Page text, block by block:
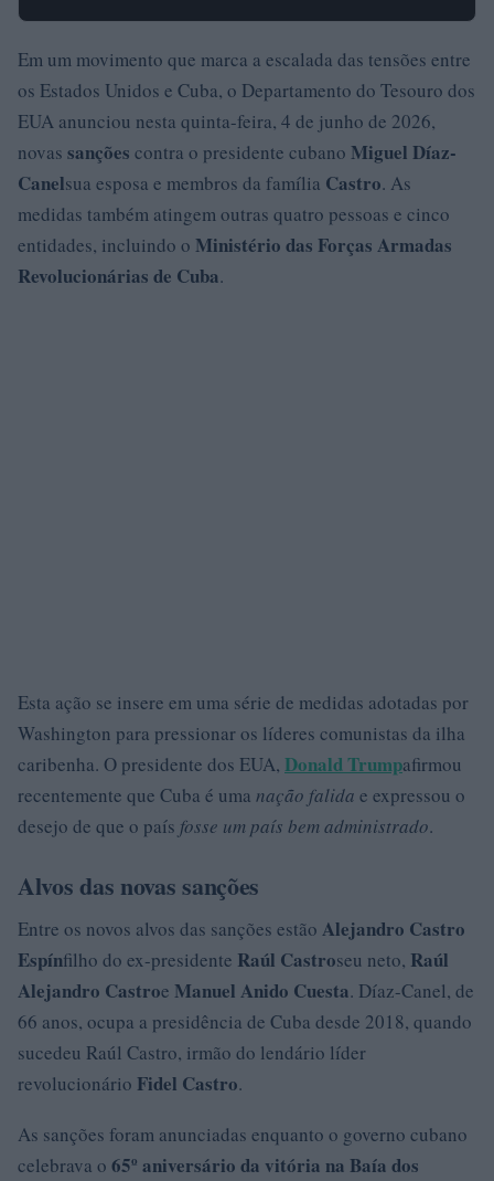
Em um movimento que marca a escalada das tensões entre
os Estados Unidos e Cuba, o Departamento do Tesouro dos
EUA anunciou nesta quinta-feira, 4 de junho de 2026,
novas sanções contra o presidente cubano Miguel Díaz-
Canelsua esposa e membros da família Castro. As
medidas também atingem outras quatro pessoas e cinco
entidades, incluindo o Ministério das Forças Armadas
Revolucionárias de Cuba.
Esta ação se insere em uma série de medidas adotadas por
Washington para pressionar os líderes comunistas da ilha
caribenha. O presidente dos EUA, Donald Trumpafirmou
recentemente que Cuba é uma nação falida e expressou o
desejo de que o país fosse um país bem administrado.
Alvos das novas sanções
Entre os novos alvos das sanções estão Alejandro Castro
Espínfilho do ex-presidente Raúl Castroseu neto, Raúl
Alejandro Castroe Manuel Anido Cuesta. Díaz-Canel, de
66 anos, ocupa a presidência de Cuba desde 2018, quando
sucedeu Raúl Castro, irmão do lendário líder
revolucionário Fidel Castro.
As sanções foram anunciadas enquanto o governo cubano
celebrava o 65º aniversário da vitória na Baía dos